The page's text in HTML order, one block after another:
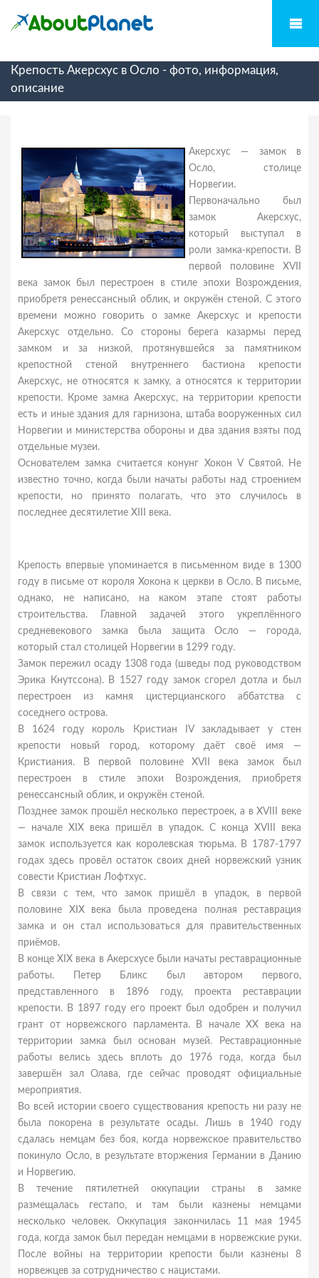
Крепость Акерсхус в Осло - фото, информация,
описание
Акерсхус — замок в
Осло, столице
Норвегии.
Первоначально был
замок Акерсхус,
который выступал в
роли замка-крепости. В
первой половине XVII
века замок был перестроен в стиле эпохи Возрождения,
приобретя ренессансный облик, и окружён стеной. С этого
времени можно говорить о замке Акерсхус и крепости
Акерсхус отдельно. Со стороны берега казармы перед
замком и за низкой, протянувшейся за памятником
крепостной стеной внутреннего бастиона крепости
Акерсхус, не относятся к замку, а относятся к территории
крепости. Кроме замка Акерсхус, на территории крепости
есть и иные здания для гарнизона, штаба вооруженных сил
Норвегии и министерства обороны и два здания взяты под
отдельные музеи.
Основателем замка считается конунг Хокон V Святой. Не
известно точно, когда были начаты работы над строением
крепости, но принято полагать, что это случилось в
последнее десятилетие XIII века.
Крепость впервые упоминается в письменном виде в 1300
году в письме от короля Хокона к церкви в Осло. В письме,
однако, не написано, на каком этапе стоят работы
строительства. Главной задачей этого укреплённого
средневекового замка была защита Осло — города,
который стал столицей Норвегии в 1299 году.
Замок пережил осаду 1308 года (шведы под руководством
Эрика Кнутссона). В 1527 году замок сгорел дотла и был
перестроен из камня цистерцианского аббатства с
соседнего острова.
В 1624 году король Кристиан IV закладывает у стен
крепости новый город, которому даёт своё имя —
Кристиания. В первой половине XVII века замок был
перестроен в стиле эпохи Возрождения, приобретя
ренессансный облик, и окружён стеной.
Позднее замок прошёл несколько перестроек, а в XVIII веке
— начале XIX века пришёл в упадок. С конца XVIII века
замок используется как королевская тюрьма. В 1787-1797
годах здесь провёл остаток своих дней норвежский узник
совести Кристиан Лофтхус.
В связи с тем, что замок пришёл в упадок, в первой
половине XIX века была проведена полная реставрация
замка и он стал использоваться для правительственных
приёмов.
В конце XIX века в Акерсхусе были начаты реставрационные
работы. Петер Бликс был автором первого,
представленного в 1896 году, проекта реставрации
крепости. В 1897 году его проект был одобрен и получил
грант от норвежского парламента. В начале XX века на
территории замка был основан музей. Реставрационные
работы велись здесь вплоть до 1976 года, когда был
завершён зал Олава, где сейчас проводят официальные
мероприятия.
Во всей истории своего существования крепость ни разу не
была покорена в результате осады. Лишь в 1940 году
сдалась немцам без боя, когда норвежское правительство
покинуло Осло, в результате вторжения Германии в Данию
и Норвегию.
В течение пятилетней оккупации страны в замке
размещалась гестапо, и там были казнены немцами
несколько человек. Оккупация закончилась 11 мая 1945
года, когда замок был передан немцами в норвежские руки.
После войны на территории крепости были казнены 8
норвежцев за сотрудничество с нацистами.